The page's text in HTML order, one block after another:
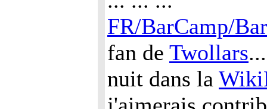
FR/BarCamp/
fan de Twollars
nuit dans la